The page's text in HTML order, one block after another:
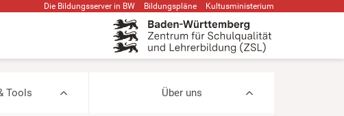
Die Bildungsserver in BW Bildungspläne Kultusministerium
Tools Über uns